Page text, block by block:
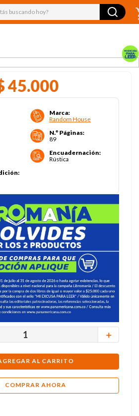
buscando hoy?
45.000
Marca:
Random House
N.° Páginas:
89
Encuadernación:
Rústica
:
＋
AL CARRITO
COMPRAR AHORA